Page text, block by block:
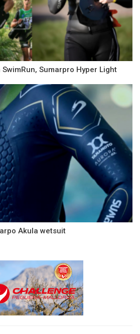
Sumarpro Hyper Light
Akula wetsuit